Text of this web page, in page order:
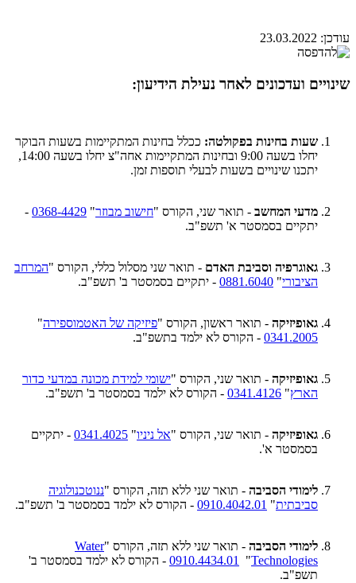
עודכן: 23.03.2022
שינויים ועדכונים לאחר נעילת הידיעון:
שעות בחינות בפקולטה: ככלל בחינות המתקיימות בשעות הבוקר
יחלו בשעה 9:00 ובחינות המתקיימות אחה"צ יחלו בשעה 14:00,
יתכנו שינויים בשעות לבעלי תוספות זמן.
מדעי המחשב - תואר שני, הקורס "חישוב מבוזר"
0368-4429
-
יתקיים בסמסטר א' תשפ"ב.
גאוגרפיה וסביבת האדם - תואר שני מסלול כללי, הקורס "המרחב
הציבורי"
0881.6040 - יתקיים בסמסטר ב' תשפ"ב.
גאופיזיקה - תואר ראשון, הקורס "פיזיקה של האטמוספירה"
0341.2005 - הקורס לא ילמד בתשפ"ב.
גאופיזיקה - תואר שני, הקורס "ישומי למידת מכונה במדעי כדור
הארץ"
0341.4126 - הקורס לא ילמד בסמסטר ב' תשפ"ב.
גאופיזיקה - תואר שני, הקורס "אל ניניו"
0341.4025 - יתקיים
בסמסטר א'.
לימודי הסביבה - תואר שני ללא תזה, הקורס "ננוטכנולוגיה
סביבתית"
0910.4042.01 - הקורס לא ילמד בסמסטר ב' תשפ"ב.
לימודי הסביבה - תואר שני ללא תזה, הקורס "Water
Technologies
" ‏
0910.4434.01 - הקורס לא ילמד בסמסטר ב'
תשפ"ב.